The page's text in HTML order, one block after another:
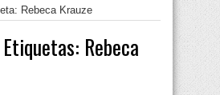
Rebeca Krauze
Rebeca